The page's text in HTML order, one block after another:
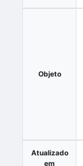
Objeto
Atualizado
em